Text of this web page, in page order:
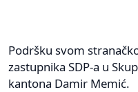
Podršku svom
zastupnika SDP-a u
kantona Damir Memić.